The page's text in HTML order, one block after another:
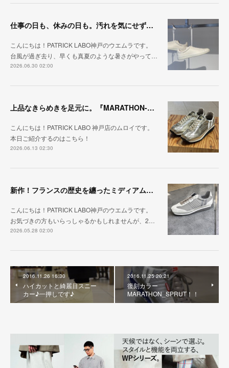
仕事の日も、休みの日も。汚れを気にせず毎日履ける『PUNCH-WP_WHT』
こんにちは！PATRICK LABO神戸のウエムラです。
台風が過ぎ去り、早くも真夏のような暑さがやって…
2026.06.30 02:00
上品なきらめきを足元に。『MARATHON-HAKU』
こんにちは！PATRICK LABO 神戸店のムロイです。
本日ご紹介するのはこちら！
2026.06.13 02:30
新作！フランスの歴史を纏ったミディアムグレー「MARATHON_CASTLE」
こんにちは！PATRICK LABO神戸のウエムラです。
お気づきの方もいらっしゃるかもしれませんが、2…
2026.05.28 02:00
2016.11.26 16:30
ハイカットと綺麗目スニー
カー♪一押しです♪
2016.11.25 20:21
復刻カラー
MARATHON_SPRUT！！